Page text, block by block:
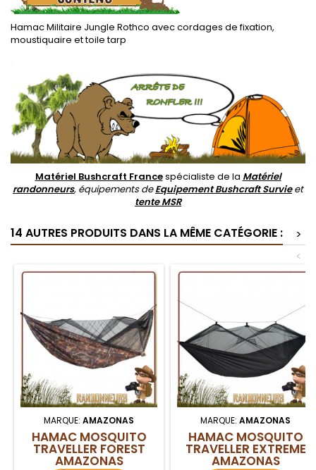
Hamac Militaire Jungle Rothco avec cordages de fixation,
moustiquaire et toile tarp
.
Matériel Bushcraft Francespécialiste de la Matériel
randonneurs, équipements deEquipement Bushcraft Survieet
tente MSR
14 AUTRES PRODUITS DANS LA MÊME CATÉGORIE :
>
<
MARQUE: AMAZONAS
HAMAC MOSQUITO
TRAVELLER FOREST
AMAZONAS
MARQUE: AMAZONAS
HAMAC MOSQUITO
TRAVELLER EXTREME
AMAZONAS